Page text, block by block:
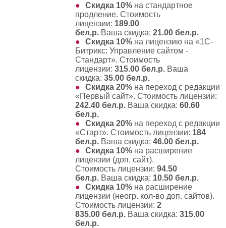
Скидка 10% на стандартное
продление. Стоимость
лицензии: 189.00
бел.р. Ваша скидка: 21.00 бел.р.
Скидка 10% на лицензию на «1С-
Битрикс: Управление сайтом -
Стандарт». Стоимость
лицензии: 315.00 бел.р. Ваша
скидка: 35.00 бел.р.
Скидка 20% на переход с редакции
«Первый сайт». Стоимость лицензии:
242.40 бел.р. Ваша скидка: 60.60
бел.р.
Скидка 20% на переход с редакции
«Старт». Стоимость лицензии: 184
бел.р. Ваша скидка: 46.00 бел.р.
Скидка 10% на расширение
лицензии (доп. сайт).
Стоимость лицензии: 94.50
бел.р. Ваша скидка: 10.50 бел.р.
Скидка 10% на расширение
лицензии (неогр. кол-во доп. сайтов).
Стоимость лицензии: 2
835.00 бел.р. Ваша скидка: 315.00
бел.р.